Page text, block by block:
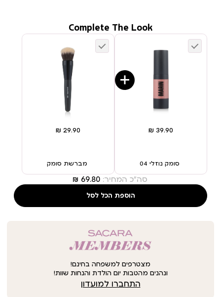
סומק נוזלי 04 מברשת סומק
Complete The Look
סה"כ המחיר: ‏69.80 ₪
הוספת הכל לסל
מצטרפים למשפחה בחינם!
ונהנים מהטבות יום הולדת והנחות שוות!
התחברו למועדון